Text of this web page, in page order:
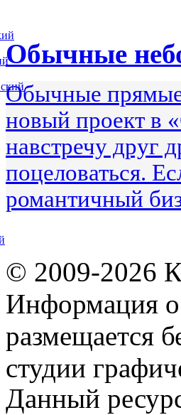
Обычные
Обычные
новый проект в
навстречу друг
поцеловаться.
романтичный
© 2009-2026
Информация о
размещается
студии
Данный